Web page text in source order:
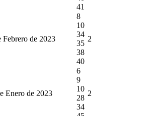
41
Febrero de 2023
8
10
34
35
38
40
2
Enero de 2023
6
9
10
28
34
2